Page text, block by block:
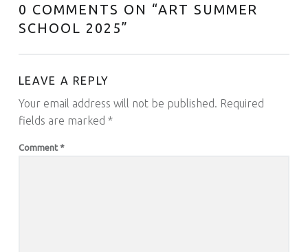
0 COMMENTS ON “ART SUMMER
SCHOOL 2025”
LEAVE A REPLY
Your email address will not be published. Required
fields are marked *
Comment *